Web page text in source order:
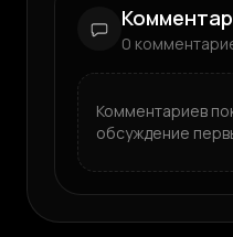
0
Комментариев
обсуждение